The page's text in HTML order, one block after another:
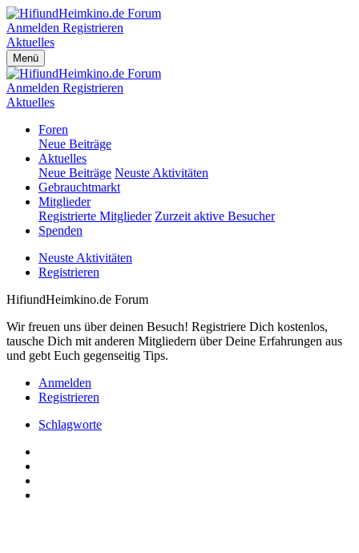
Anmelden Registrieren
Aktuelles
Menü
Anmelden Registrieren
Aktuelles
Foren
Neue Beiträge
Aktuelles
Neue Beiträge Neuste Aktivitäten
Gebrauchtmarkt
Mitglieder
Registrierte Mitglieder Zurzeit aktive Besucher
Spenden
Neuste Aktivitäten
Registrieren
HifiundHeimkino.de Forum
Wir freuen uns über deinen Besuch! Registriere Dich kostenlos,
tausche Dich mit anderen Mitgliedern über Deine Erfahrungen aus
und gebt Euch gegenseitig Tips.
Anmelden
Registrieren
Schlagworte